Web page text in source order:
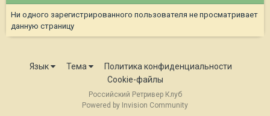
Ни одного зарегистрированного пользователя не просматривает
данную страницу
Язык Тема
Политика конфиденциальности
Cookie-файлы
Российский Ретривер Клуб
Powered by Invision Community